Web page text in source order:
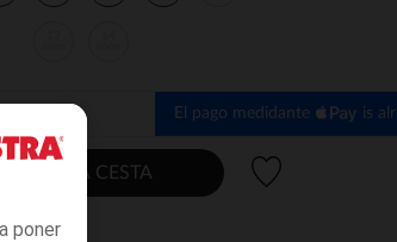
poner
El pago medidante is
A LA CESTA